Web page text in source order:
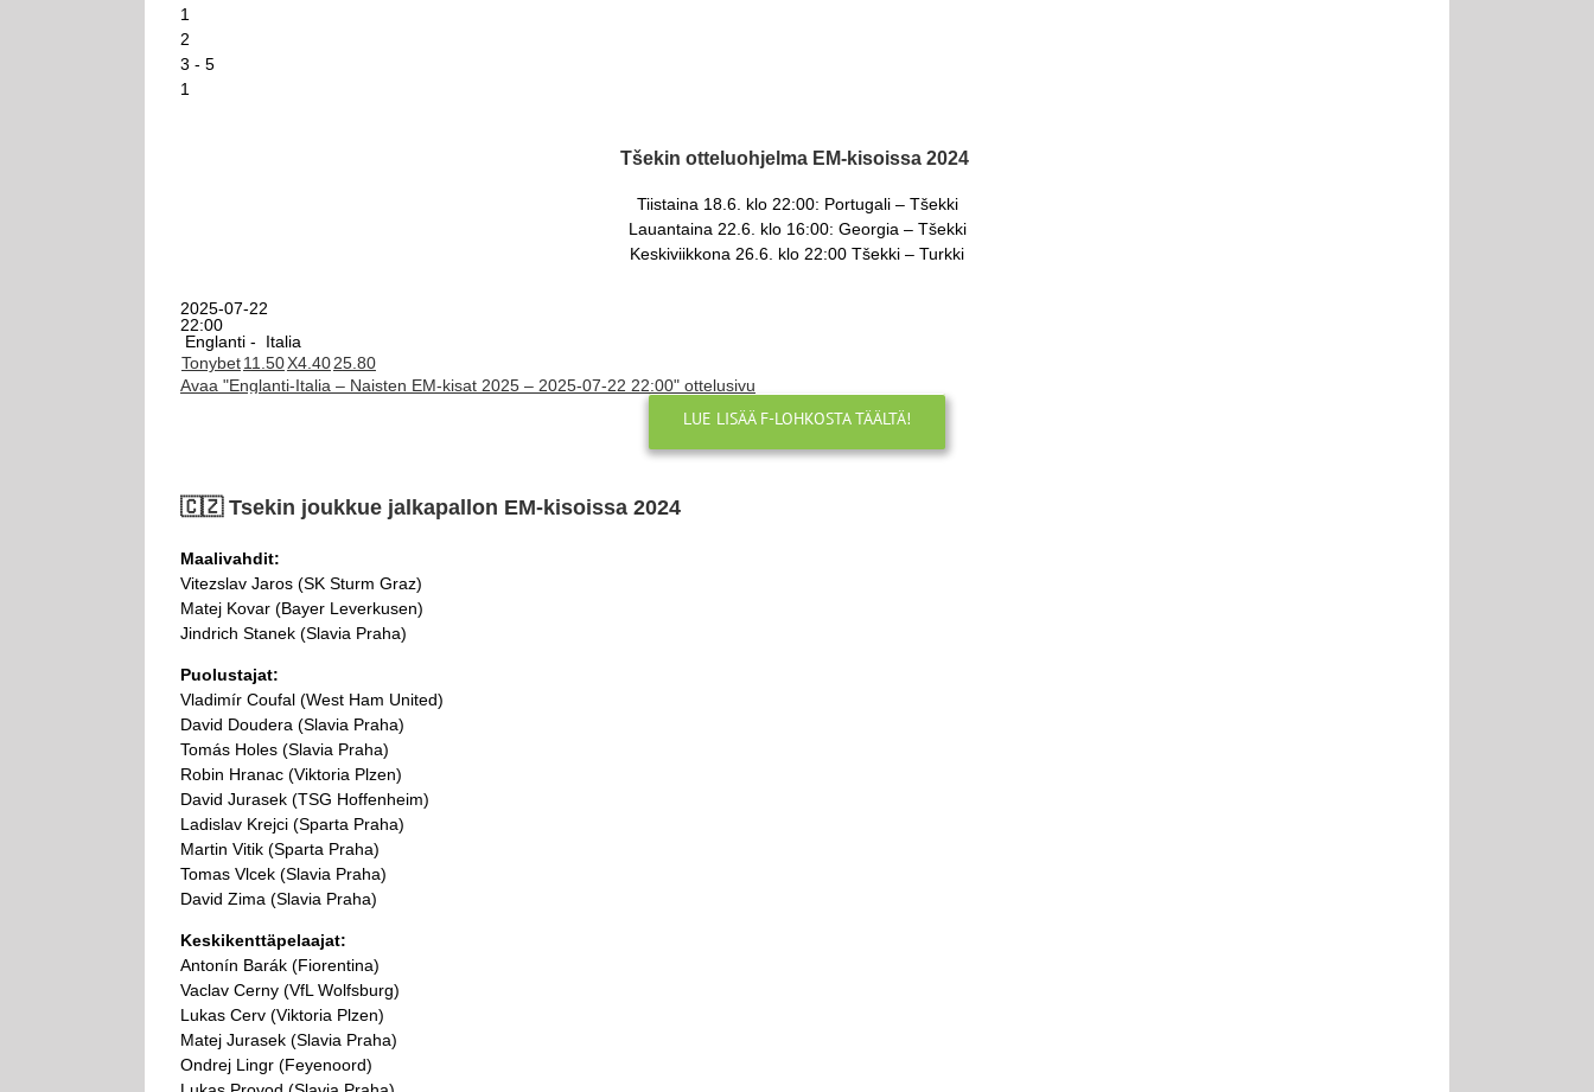
1
2
3 - 5
1
Tšekin otteluohjelma EM-kisoissa 2024
Tiistaina 18.6. klo 22:00: Portugali – Tšekki
Lauantaina 22.6. klo 16:00: Georgia – Tšekki
Keskiviikkona 26.6. klo 22:00 Tšekki – Turkki
2025-07-22
22:00
Englanti -
Italia
Tonybet11.50X4.4025.80
Avaa "Englanti-Italia – Naisten EM-kisat 2025 – 2025-07-22 22:00" ottelusivu
LUE LISÄÄ F-LOHKOSTA TÄÄLTÄ!
🇨🇿​ Tsekin joukkue jalkapallon EM-kisoissa 2024
Maalivahdit:
Vitezslav Jaros (SK Sturm Graz)
Matej Kovar (Bayer Leverkusen)
Jindrich Stanek (Slavia Praha)
Puolustajat:
Vladimír Coufal (West Ham United)
David Doudera (Slavia Praha)
Tomás Holes (Slavia Praha)
Robin Hranac (Viktoria Plzen)
David Jurasek (TSG Hoffenheim)
Ladislav Krejci (Sparta Praha)
Martin Vitik (Sparta Praha)
Tomas Vlcek (Slavia Praha)
David Zima (Slavia Praha)
Keskikenttäpelaajat:
Antonín Barák (Fiorentina)
Vaclav Cerny (VfL Wolfsburg)
Lukas Cerv (Viktoria Plzen)
Matej Jurasek (Slavia Praha)
Ondrej Lingr (Feyenoord)